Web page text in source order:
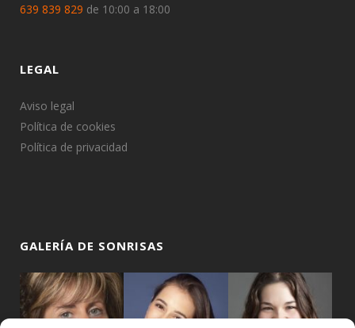
639 839 829 de 10:00 a 18:00
LEGAL
Aviso legal
Política de cookies
Política de privacidad
GALERÍA DE SONRISAS